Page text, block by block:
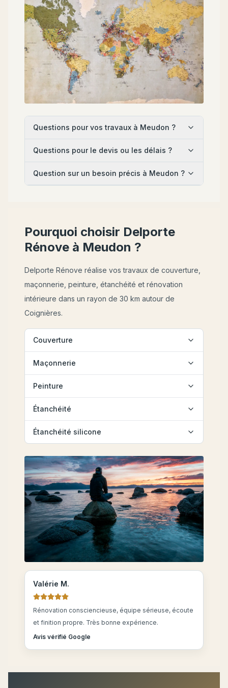
Questions pour vos travaux à Meudon ?
Questions pour le devis ou les délais ?
Question sur un besoin précis à Meudon ?
Pourquoi choisir Delporte
Rénove à Meudon ?
Delporte Rénove réalise vos travaux de couverture,
maçonnerie, peinture, étanchéité et rénovation
intérieure dans un rayon de 30 km autour de
Coignières.
Couverture
Maçonnerie
Peinture
Étanchéité
Étanchéité silicone
Valérie M.
Rénovation consciencieuse, équipe sérieuse, écoute
et finition propre. Très bonne expérience.
Avis vérifié Google